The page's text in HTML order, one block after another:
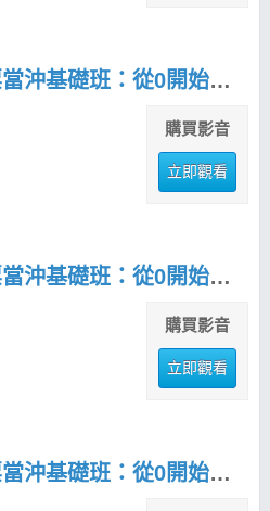
(桃園)權證小哥-股票當沖基礎班：從0開始學操作
購買影音
立即觀看
(高雄)權證小哥-股票當沖基礎班：從0開始學操作
購買影音
立即觀看
(台中)權證小哥-股票當沖基礎班：從0開始學操作